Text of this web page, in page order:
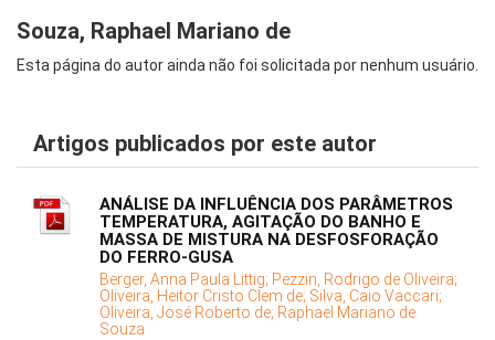
Souza, Raphael Mariano de
Esta página do autor ainda não foi solicitada por nenhum usuário.
Artigos publicados por este autor
ANÁLISE DA INFLUÊNCIA DOS PARÂMETROS
TEMPERATURA, AGITAÇÃO DO BANHO E
MASSA DE MISTURA NA DESFOSFORAÇÃO
DO FERRO-GUSA
Berger, Anna Paula Littig; Pezzin, Rodrigo de Oliveira;
Oliveira, Heitor Cristo Clem de; Silva, Caio Vaccari;
Oliveira, José Roberto de; Raphael Mariano de
Souza